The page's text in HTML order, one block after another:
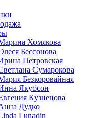
Хомякова
Бессонова
Петровская
Сумарокова
Безкоровайная
Якубсон
Кузнецова
Дудко
Lunadin